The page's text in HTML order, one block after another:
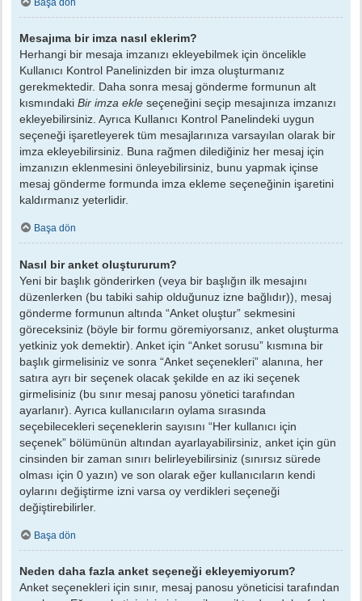
Mesajıma bir imza nasıl eklerim?
Herhangi bir mesaja imzanızı ekleyebilmek için öncelikle
Kullanıcı Kontrol Panelinizden bir imza oluşturmanız
gerekmektedir. Daha sonra mesaj gönderme formunun alt
kısmındaki Bir imza ekle seçeneğini seçip mesajınıza imzanızı
ekleyebilirsiniz. Ayrıca Kullanıcı Kontrol Panelindeki uygun
seçeneği işaretleyerek tüm mesajlarınıza varsayılan olarak bir
imza ekleyebilirsiniz. Buna rağmen dilediğiniz her mesaj için
imzanızın eklenmesini önleyebilirsiniz, bunu yapmak içinse
mesaj gönderme formunda imza ekleme seçeneğinin işaretini
kaldırmanız yeterlidir.
Başa dön
Nasıl bir anket oluştururum?
Yeni bir başlık gönderirken (veya bir başlığın ilk mesajını
düzenlerken (bu tabiki sahip olduğunuz izne bağlıdır)), mesaj
gönderme formunun altında “Anket oluştur” sekmesini
göreceksiniz (böyle bir formu göremiyorsanız, anket oluşturma
yetkiniz yok demektir). Anket için “Anket sorusu” kısmına bir
başlık girmelisiniz ve sonra “Anket seçenekleri” alanına, her
satıra ayrı bir seçenek olacak şekilde en az iki seçenek
girmelisiniz (bu sınır mesaj panosu yönetici tarafından
ayarlanır). Ayrıca kullanıcıların oylama sırasında
seçebilecekleri seçeneklerin sayısını “Her kullanıcı için
seçenek” bölümünün altından ayarlayabilirsiniz, anket için gün
cinsinden bir zaman sınırı belirleyebilirsiniz (sınırsız sürede
olması için 0 yazın) ve son olarak eğer kullanıcıların kendi
oylarını değiştirme izni varsa oy verdikleri seçeneği
değiştirebilirler.
Başa dön
Neden daha fazla anket seçeneği ekleyemiyorum?
Anket seçenekleri için sınır, mesaj panosu yöneticisi tarafından